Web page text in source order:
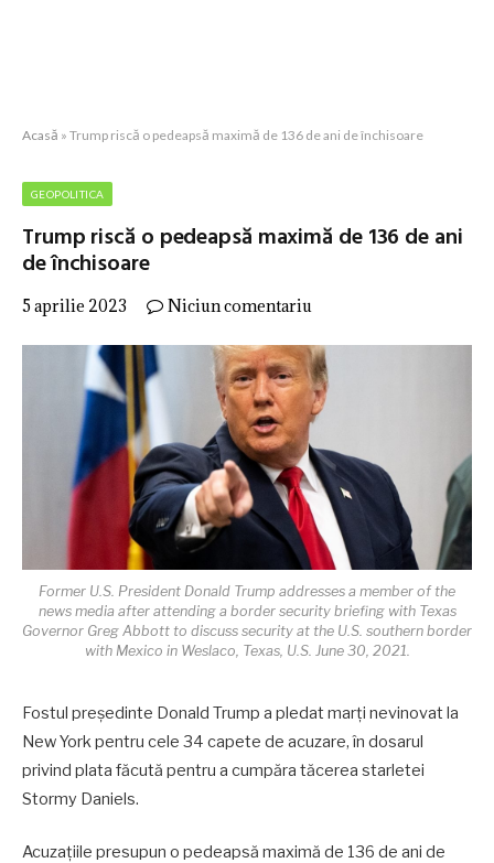
Acasă » Trump riscă o pedeapsă maximă de 136 de ani de închisoare
GEOPOLITICA
Trump riscă o pedeapsă maximă de 136 de ani
de închisoare
5 aprilie 2023 Niciun comentariu
Former U.S. President Donald Trump addresses a member of the
news media after attending a border security briefing with Texas
Governor Greg Abbott to discuss security at the U.S. southern border
with Mexico in Weslaco, Texas, U.S. June 30, 2021.
Fostul președinte Donald Trump a pledat marți nevinovat la
New York pentru cele 34 capete de acuzare, în dosarul
privind plata făcută pentru a cumpăra tăcerea starletei
Stormy Daniels.
Acuzațiile presupun o pedeapsă maximă de 136 de ani de